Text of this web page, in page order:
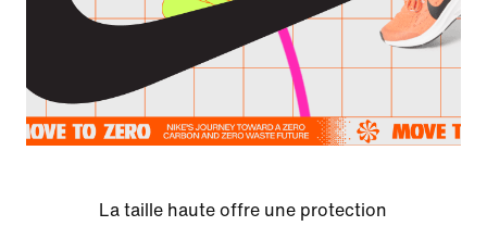
La taille haute offre une protection